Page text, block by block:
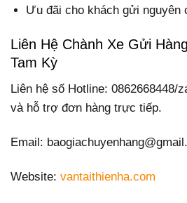
Ưu đãi cho khách gửi nguyên
Liên Hệ Chành Xe Gửi
Tam Kỳ
Liên hệ số Hotline: 0862668448/
và hỗ trợ đơn hàng trực tiếp.
Email:
Website: vantaithienha.com